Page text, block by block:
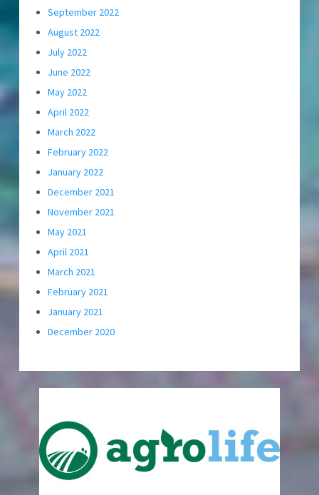
September 2022
August 2022
July 2022
June 2022
May 2022
April 2022
March 2022
February 2022
January 2022
December 2021
November 2021
May 2021
April 2021
March 2021
February 2021
January 2021
December 2020